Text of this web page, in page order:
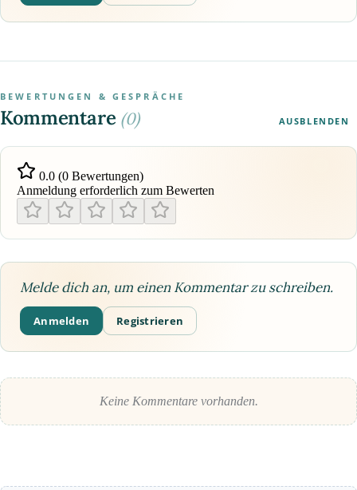
BEWERTUNGEN & GESPRÄCHE
Kommentare (0) AUSBLENDEN
0.0 (0 Bewertungen)
Anmeldung erforderlich zum Bewerten
Melde dich an, um einen Kommentar zu schreiben.
Anmelden Registrieren
Keine Kommentare vorhanden.